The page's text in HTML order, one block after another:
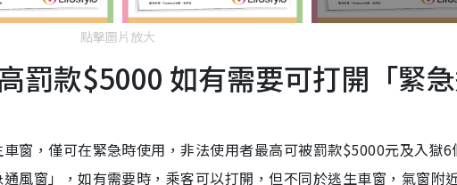
點擊圖片放大
罰款$5000 如有需要可打開「緊
窗，僅可在緊急時使用，非法使用者最高可被罰款$5000元及入獄6
風窗」，如有需要時，乘客可以打開，但不同於逃生車窗，氣窗附